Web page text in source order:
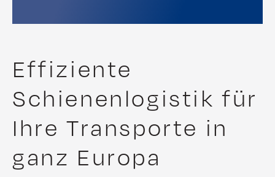
Effiziente
Schienenlogistik für
Ihre Transporte in
ganz Europa